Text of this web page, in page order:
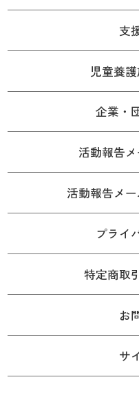
支
児童養
企業・
活動報告
活動報告メ
プライ
特定商取
お
サ